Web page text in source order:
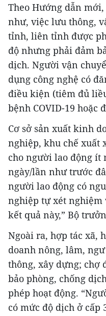
Theo Hướng dẫn
như, việc lưu thông,
tỉnh, liên tỉnh được
độ nhưng phải đảm
dịch. Người vận
dụng công nghệ có
điều kiện (tiêm đủ
bệnh COVID-19 hoặc
Cơ sở sản xuất kinh
nghiệp, khu chế xuất
cho người lao động ít
ngày/lần như trước
người lao động có
nghiệp tự xét
kết quả này,” Bộ
Ngoài ra, hợp tác xã,
doanh nông, lâm,
thông, xây dựng; chợ
bảo phòng, chống
phép hoạt động.
có mức độ dịch ở cấp